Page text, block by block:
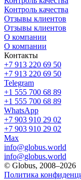
Контроль качества
Отзывы клиентов
Отзывы клиентов
О компании
О компании
Контакты
+7 913 220 69 50
+7 913 220 69 50
Telegram
+1 555 700 68 89
+1 555 700 68 89
WhatsApp
+7 903 910 29 02
+7 903 910 29 02
Max
info@globus.world
info@globus.world
© Globus, 2008–2026
Политика